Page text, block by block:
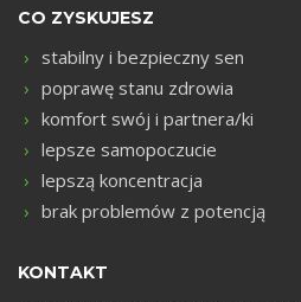
CO ZYSKUJESZ
stabilny i bezpieczny sen
poprawę stanu zdrowia
komfort swój i partnera/ki
lepsze samopoczucie
lepszą koncentracja
brak problemów z potencją
KONTAKT